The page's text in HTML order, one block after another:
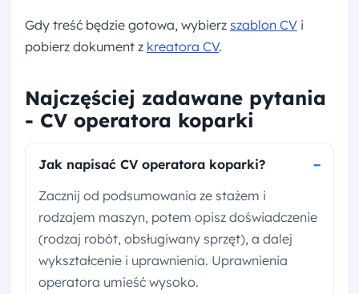
Gdy treść będzie gotowa, wybierz szablon CV i
pobierz dokument z kreatora CV.
Najczęściej zadawane pytania
- CV operatora koparki
Jak napisać CV operatora koparki?
Zacznij od podsumowania ze stażem i
rodzajem maszyn, potem opisz doświadczenie
(rodzaj robót, obsługiwany sprzęt), a dalej
wykształcenie i uprawnienia. Uprawnienia
operatora umieść wysoko.